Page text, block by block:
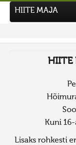
HIITE MAJA
HIITE
Kuni
Lisaks rohkesti